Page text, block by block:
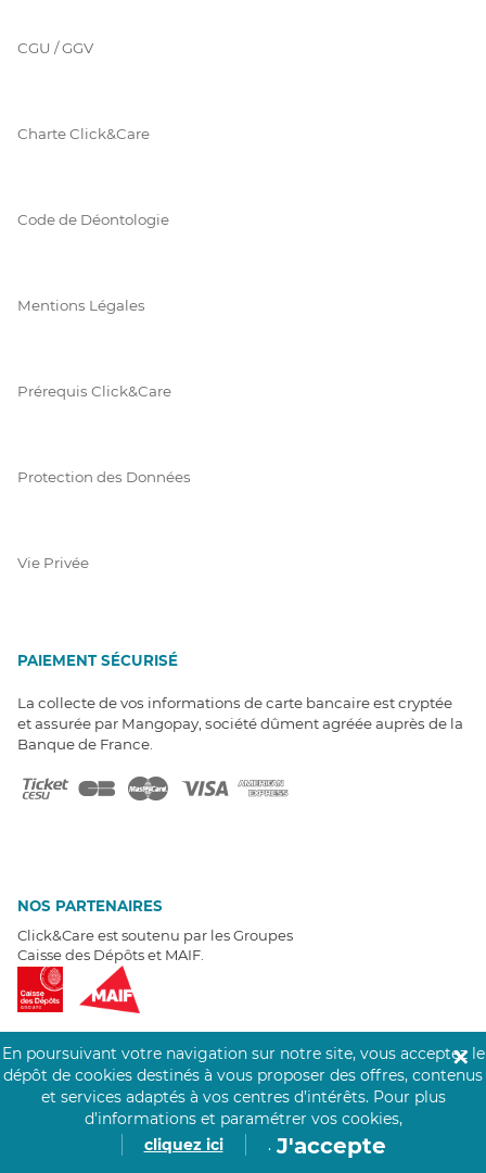
CGU / GGV
Charte Click&Care
Code de Déontologie
Mentions Légales
Prérequis Click&Care
Protection des Données
Vie Privée
PAIEMENT SÉCURISÉ
La collecte de vos informations de carte bancaire est cryptée
et assurée par Mangopay, société dûment agréée auprès de la
Banque de France.
NOS PARTENAIRES
Click&Care est soutenu par les Groupes
Caisse des Dépôts et MAIF.
EXPERTS À VOTRE ÉCOUTE
Un besoin de recrutement ? Click&Care vous accompagne par
Être rappelé aujourd'hui
En poursuivant votre navigation sur notre site, vous acceptez le
dépôt de cookies destinés à vous proposer des offres, contenus
et services adaptés à vos centres d’intérêts. Pour plus
d’informations et paramétrer vos cookies,
cliquez ici
. J'accepte
✕